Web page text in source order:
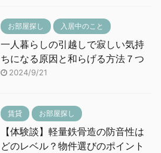
お部屋探し 入居中のこと
一人暮らしの引越しで寂しい気持
ちになる原因と和らげる方法７つ
2024/9/21
賃貸 お部屋探し
【体験談】軽量鉄骨造の防音性は
どのレベル？物件選びのポイント